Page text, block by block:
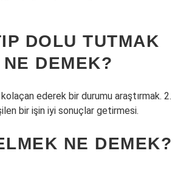
DOLU TUTMAK
DEMEK?
ederek bir durumu araştırmak. 2.
bir işin iyi sonuçlar getirmesi.
NE DEMEK?